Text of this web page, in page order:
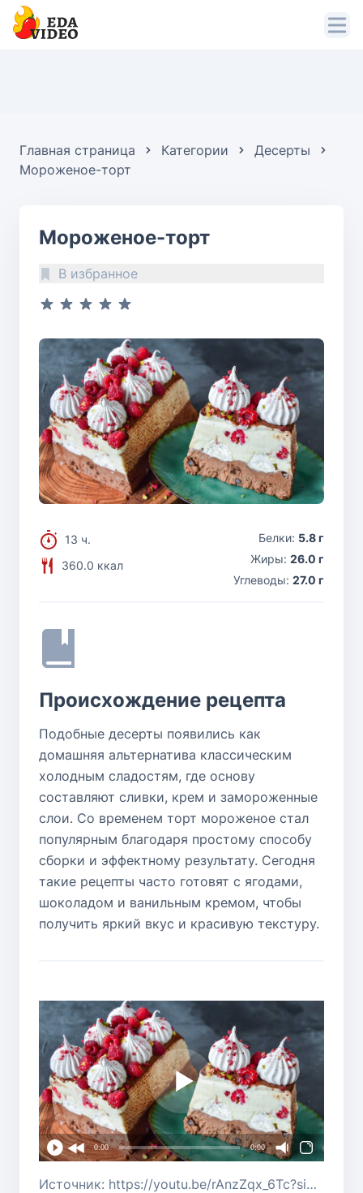
Главная страница Категории
Десерты
Мороженое-торт
Мороженое-торт
В избранное
13 ч.
360.0 ккал
Белки: 5.8 г
Жиры: 26.0 г
Углеводы: 27.0 г
Происхождение рецепта
Подобные десерты появились как
домашняя альтернатива классическим
холодным сладостям, где основу
составляют сливки, крем и замороженные
слои. Со временем торт мороженое стал
популярным благодаря простому способу
сборки и эффектному результату. Сегодня
такие рецепты часто готовят с ягодами,
шоколадом и ванильным кремом, чтобы
получить яркий вкус и красивую текстуру.
0:00 0:00
Источник: https://youtu.be/rAnzZqx_6Tc?si=9KKfGd4eQOyMFDhP